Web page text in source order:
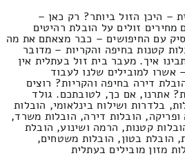
– היכן הזול ביותר? רק כאן –
זולים על הובלת רהיטים
עם החיפושים – כבר מצאתם את מה
קטנות בחיפה והקריות – מדובר
איך. מעבר בית זול בעתלית אין
אשרו למובילים שלנו לעבוד
דירה בחיפה והקריות? רוצים
אתרנו, אם כך, לטובתכם. גולד
בלדרות ושילוח בינלאומי, הובלות
ופריקה, הובלות דירה, הובלות משרד,
קטנות, הרמה ושינוע, הובלת
הובלת בטון, הובלות משטחים,
מזון מובילים בעתלית